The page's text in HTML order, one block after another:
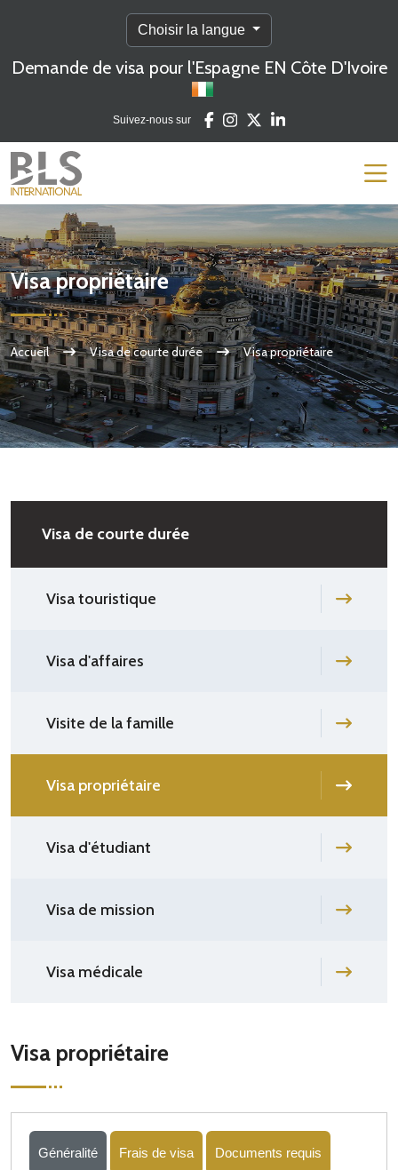
Choisir la langue
Demande de visa pour l'Espagne EN Côte D'Ivoire
Suivez-nous sur
Visa propriétaire
Accueil Visa de courte durée Visa propriétaire
Visa de courte durée
Visa touristique
Visa d'affaires
Visite de la famille
Visa propriétaire
Visa d'étudiant
Visa de mission
Visa médicale
Visa propriétaire
Généralité Frais de visa Documents requis